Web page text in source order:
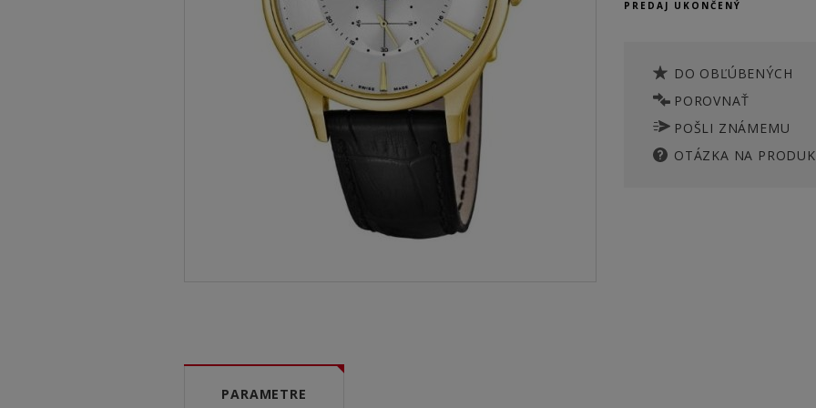
PREDAJ UKONČENÝ
DO OBĽÚBENÝCH
POROVNAŤ
POŠLI ZNÁMEMU
OTÁZKA NA
PARAMETRE